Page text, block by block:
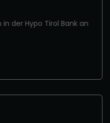
der Hypo Tirol Bank an